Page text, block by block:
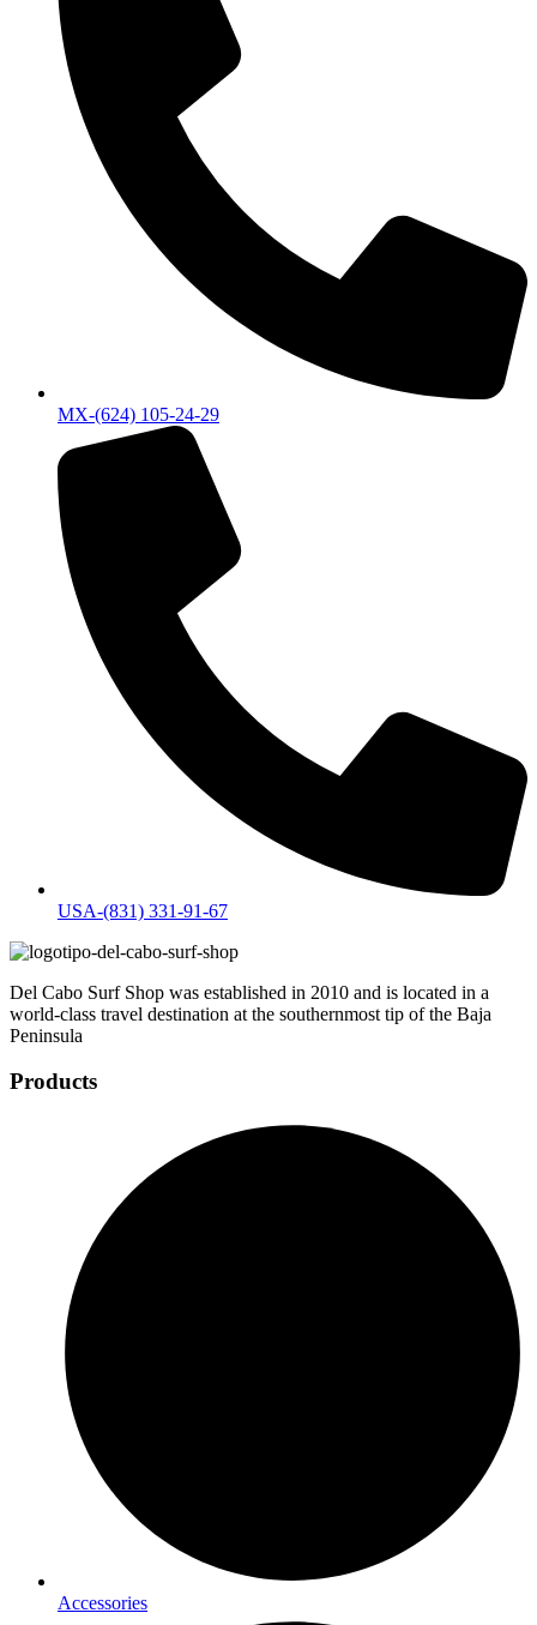
MX-(624) 105-24-29
USA-(831) 331-91-67
Del Cabo Surf Shop was established in 2010 and is located in a
world-class travel destination at the southernmost tip of the Baja
Peninsula
Products
Accessories